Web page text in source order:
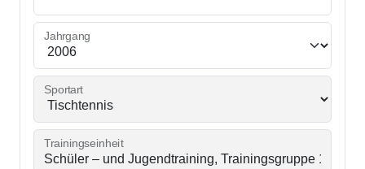
Jahrgang
Sportart
Trainingseinheit